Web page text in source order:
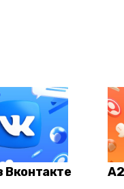
Вконтакте